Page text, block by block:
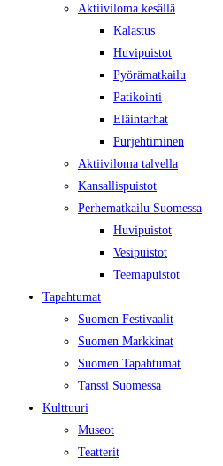
Aktiiviloma kesällä
Kalastus
Huvipuistot
Pyörämatkailu
Patikointi
Eläintarhat
Purjehtiminen
Aktiiviloma talvella
Kansallispuistot
Perhematkailu Suomessa
Huvipuistot
Vesipuistot
Teemapuistot
Tapahtumat
Suomen Festivaalit
Suomen Markkinat
Suomen Tapahtumat
Tanssi Suomessa
Kulttuuri
Museot
Teatterit